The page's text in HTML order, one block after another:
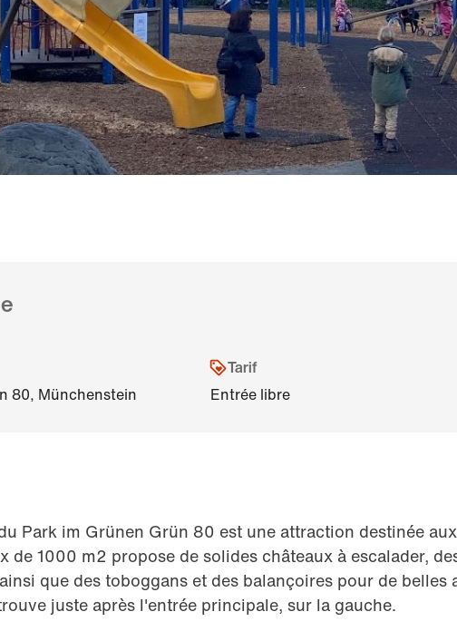
80, Münchenstein
Tarif
Entrée libre
Park im Grünen Grün 80 est une attraction destinée
de 1000 m2 propose de solides châteaux à escalader,
que des toboggans et des balançoires pour de belles
juste après l'entrée principale, sur la gauche.